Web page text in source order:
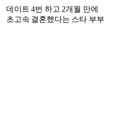
데이트 4번 하고 2개월 만에
초고속 결혼했다는 스타 부부